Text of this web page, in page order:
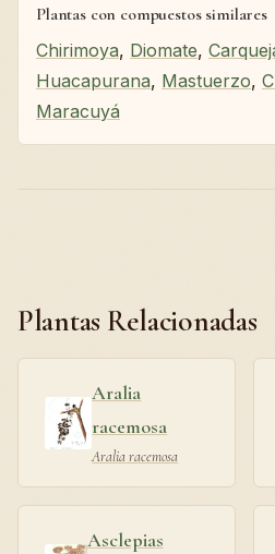
Plantas con compuestos similares
Chirimoya, Diomate,
Huacapurana, Mastuerzo,
Maracuyá
Plantas Relacionadas
Aralia
racemosa
Aralia racemosa
Asclepias